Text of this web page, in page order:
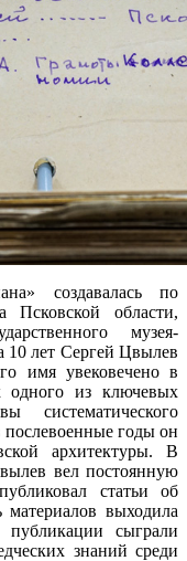
создавалась по
Псковской области,
музея-
10 лет Сергей Цвылев
имя увековечено в
одного из ключевых
систематического
годы он
архитектуры. В
вел постоянную
статьи об
выходила
сыграли
знаний среди